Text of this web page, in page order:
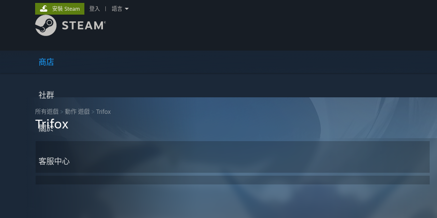
商店
社群
關於
客服中心
安裝 Steam 登入 語言
所有遊戲 > 動作 遊戲 > Trifox
Trifox